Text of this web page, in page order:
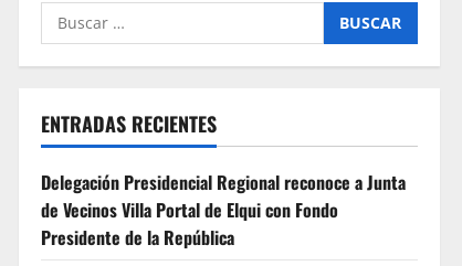
Buscar
por:
ENTRADAS RECIENTES
Delegación Presidencial Regional reconoce a Junta
de Vecinos Villa Portal de Elqui con Fondo
Presidente de la República